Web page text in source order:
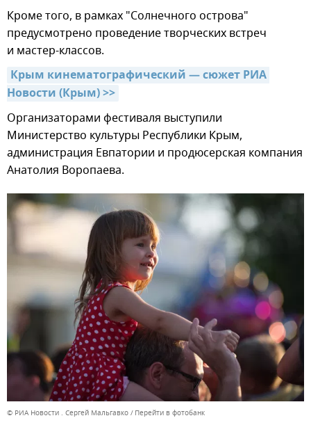
Кроме того, в рамках "Солнечного острова"
предусмотрено проведение творческих встреч
и мастер-классов.
Крым кинематографический — сюжет РИА
Новости (Крым) >>
Организаторами фестиваля выступили
Министерство культуры Республики Крым,
администрация Евпатории и продюсерская компания
Анатолия Воропаева.
© РИА Новости . Сергей Мальгавко Перейти в фотобанк